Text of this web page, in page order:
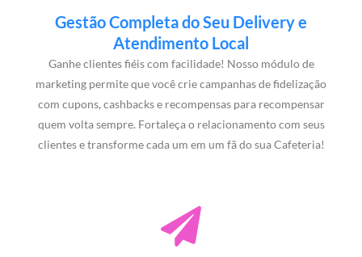
Gestão Completa do Seu Delivery e
Atendimento Local
Ganhe clientes fiéis com facilidade! Nosso módulo de
marketing permite que você crie campanhas de fidelização
com cupons, cashbacks e recompensas para recompensar
quem volta sempre. Fortaleça o relacionamento com seus
clientes e transforme cada um em um fã do sua Cafeteria!